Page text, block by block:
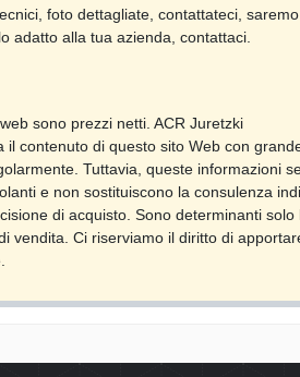
foto dettagliate, contattateci,
adatto alla tua azienda, contattaci.
sono prezzi netti. ACR Juretzki
il contenuto di questo sito Web con
Tuttavia, queste informazioni
e non sostituiscono la consulenza
di acquisto. Sono determinanti solo
vendita. Ci riserviamo il diritto di